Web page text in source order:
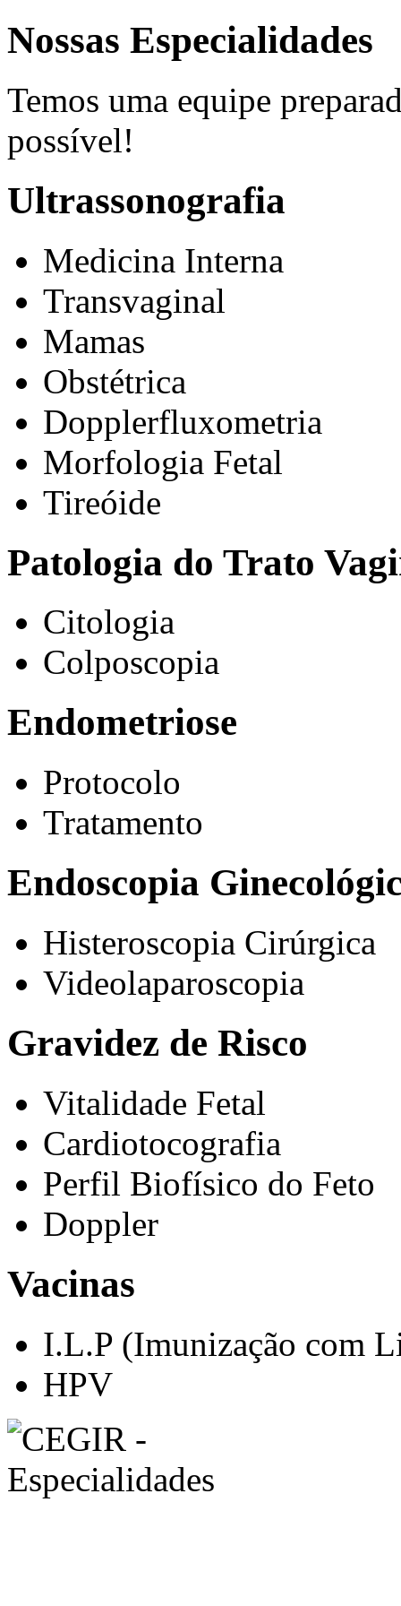
Nossas Especialidades
Temos uma equipe
possível!
Ultrassonografia
Medicina Interna
Transvaginal
Mamas
Obstétrica
Dopplerfluxometria
Morfologia Fetal
Tireóide
Patologia do Trato
Citologia
Colposcopia
Endometriose
Protocolo
Tratamento
Endoscopia
Histeroscopia Cirúrgica
Videolaparoscopia
Gravidez de Risco
Vitalidade Fetal
Cardiotocografia
Perfil Biofísico do Feto
Doppler
Vacinas
I.L.P (Imunização com
HPV